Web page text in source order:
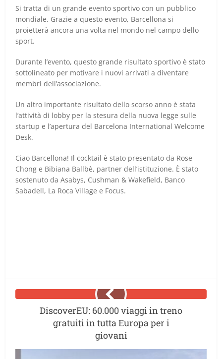
Si tratta di un grande evento sportivo con un pubblico
mondiale. Grazie a questo evento, Barcellona si
proietterà ancora una volta nel mondo nel campo dello
sport.
Durante l’evento, questo grande risultato sportivo è stato
sottolineato per motivare i nuovi arrivati a diventare
membri dell’associazione.
Un altro importante risultato dello scorso anno è stata
l’attività di lobby per la stesura della nuova legge sulle
startup e l’apertura del Barcelona International Welcome
Desk.
Ciao Barcellona! Il cocktail è stato presentato da Rose
Chong e Bibiana Ballbè, partner dell’istituzione. È stato
sostenuto da Asabys, Cushman & Wakefield, Banco
Sabadell, La Roca Village e Focus.
DiscoverEU: 60.000 viaggi in treno
gratuiti in tutta Europa per i
giovani